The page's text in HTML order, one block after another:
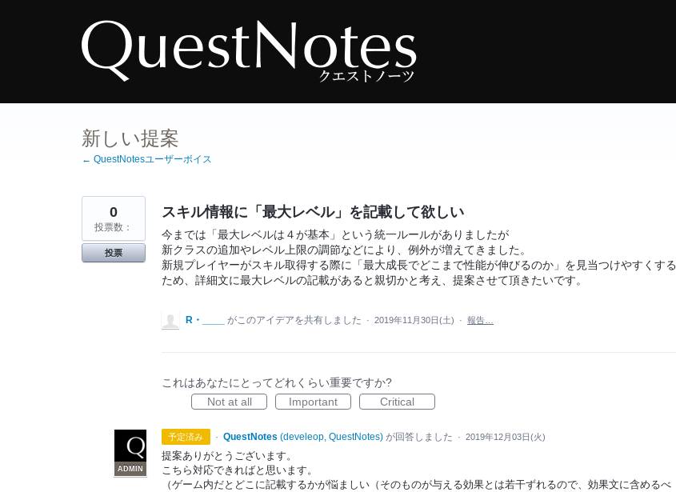
ッ
新しい提案
← QuestNotesユーザーボイス
スキル情報に「最大レベル」を記載して欲しい
今までは「最大レベルは４が基本」という統一ルールがありましたが
新クラスの追加やレベル上限の調節などにより、例外が増えてきました。
新規プレイヤーがスキル取得する際に「最大成長でどこまで性能が伸びるのか」を見当つけやすくする
ため、詳細文に最大レベルの記載があると親切かと考え、提案させて頂きたいです。
0
投票数：
投票
R・____ がこのアイデアを共有しました · 2019年11月30日(土) · 報告…
これはあなたにとってどれくらい重要ですか?
Not at all
Important Critical
予定済み ·
ADMIN
QuestNotes (develeop, QuestNotes)が回答しました · 2019年12月03日(火)
提案ありがとうございます。
こちら対応できればと思います。
（ゲーム内だとどこに記載するかが悩ましい（そのものが与える効果とは若干ずれるので、効果文に含めるべ